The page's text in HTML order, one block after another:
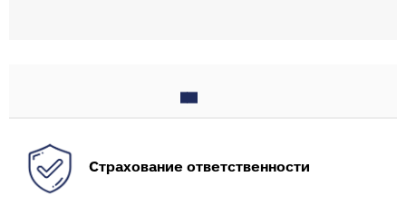
Страхование ответственности